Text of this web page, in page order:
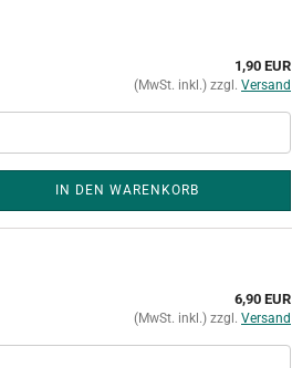
1,90 EUR
(MwSt. inkl.) zzgl. Versand
IN DEN WARENKORB
6,90 EUR
(MwSt. inkl.) zzgl. Versand